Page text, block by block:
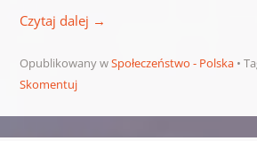
Czytaj dalej →
Opublikowany wSpołeczeństwo - Polska
Skomentuj